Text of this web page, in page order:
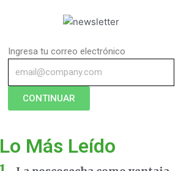
Ingresa tu correo electrónico
CONTINUAR
Lo Más Leído